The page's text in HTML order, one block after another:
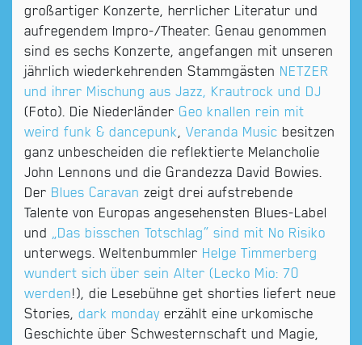
großartiger Konzerte, herrlicher Literatur und
aufregendem Impro-/Theater. Genau genommen
sind es sechs Konzerte, angefangen mit unseren
jährlich wiederkehrenden Stammgästen NETZER
und ihrer Mischung aus Jazz, Krautrock und DJ
(Foto). Die Niederländer Geo knallen rein mit
weird funk & dancepunk, Veranda Music besitzen
ganz unbescheiden die reflektierte Melancholie
John Lennons und die Grandezza David Bowies.
Der Blues Caravan zeigt drei aufstrebende
Talente von Europas angesehensten Blues-Label
und „Das bisschen Totschlag“ sind mit No Risiko
unterwegs. Weltenbummler Helge Timmerberg
wundert sich über sein Alter (Lecko Mio: 70
werden!), die Lesebühne get shorties liefert neue
Stories, dark monday erzählt eine urkomische
Geschichte über Schwesternschaft und Magie,